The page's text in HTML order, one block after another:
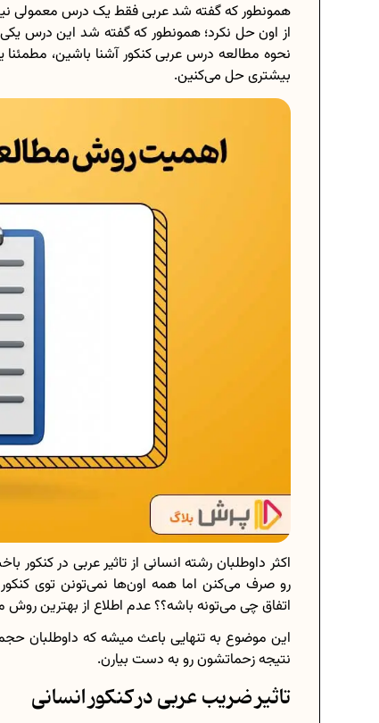
همونطور که گفته شد عربی فقط یک درس معمولی
از اون حل نکرد؛ همونطور که گفته شد این درس یکی
نحوه مطالعه درس عربی کنکور آشنا باشین،
بیشتری حل می‌کنین.
اکثر داوطلبان رشته انسانی از تاثیر عربی در
رو صرف می‌کنن اما همه اون‌ها نمی‌تونن توی
اتفاق چی می‌تونه باشه؟؟ عدم اطلاع از بهترین
این موضوع به تنهایی باعث میشه که داوطلبان
نتیجه زحماتشون رو به دست بیارن.
تاثیر ضریب عربی در کنکور انسانی